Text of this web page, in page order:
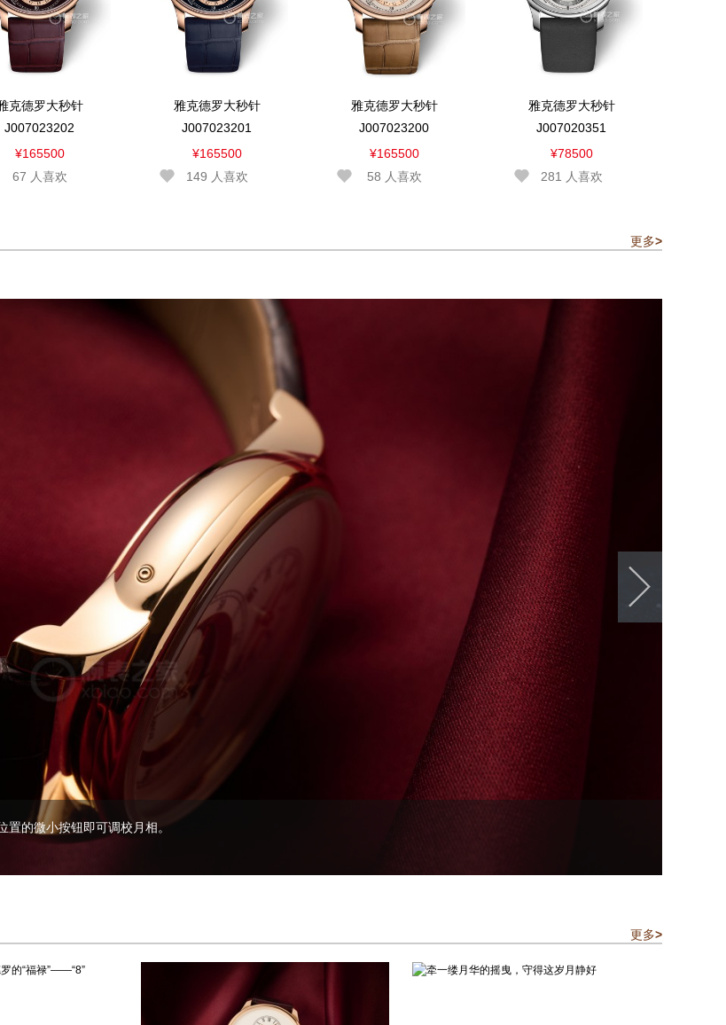
克德罗大秒针
J007023202
¥165500
67 人喜欢
雅克德罗大秒针
J007023201
¥165500
149 人喜欢
雅克德罗大秒针
J007023200
¥165500
58 人喜欢
雅克德罗大秒针
J007020351
¥78500
281
人喜欢
更多>
腕表，保留了大秒针系列一贯简约
今200多年过去表盘比例从未改变。
更多>